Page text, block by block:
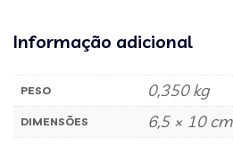
Informação adicional
PESO 0,350 kg
DIMENSÕES 6,5 × 10 cm